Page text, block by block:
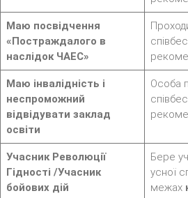
Маю посвідчення
«Постраждалого в
наслідок ЧАЕС»
Маю інвалідність і
неспроможний
відвідувати заклад
освіти
Особа
Учасник Революції
Гідності /Учасник
бойових дій
Бере
усної
межах